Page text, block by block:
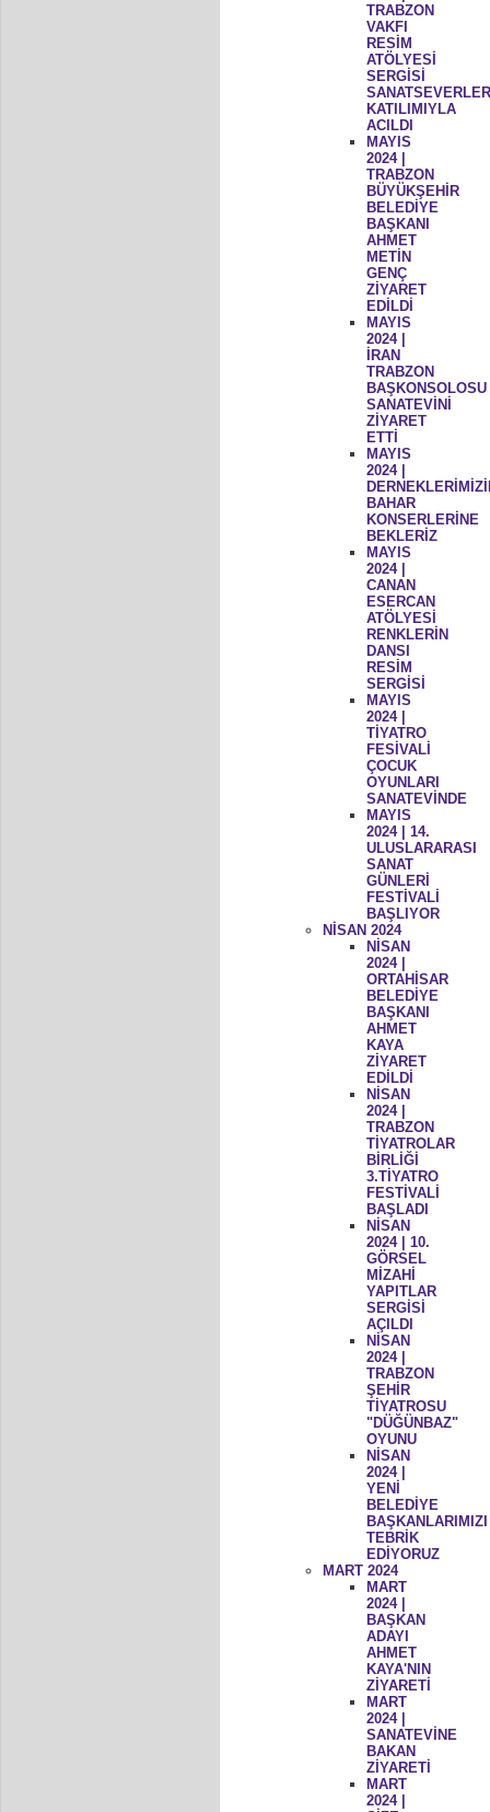
TRABZON
VAKFI
RESİM
ATÖLYESİ
SERGİSİ
KATILIMIYLA
ACILDI
MAYIS
2024 |
TRABZON
BÜYÜKŞEHİR
BELEDİYE
BAŞKANI
AHMET
METİN
GENÇ
ZİYARET
EDİLDİ
MAYIS
2024 |
İRAN
TRABZON
BAŞKONSOLOSU
SANATEVİNİ
ZİYARET
ETTİ
MAYIS
2024 |
BAHAR
KONSERLERİNE
BEKLERİZ
MAYIS
2024 |
CANAN
ESERCAN
ATÖLYESİ
RENKLERİN
DANSI
RESİM
SERGİSİ
MAYIS
2024 |
TİYATRO
FESİVALİ
ÇOCUK
OYUNLARI
SANATEVİNDE
MAYIS
2024 | 14.
ULUSLARARASI
SANAT
GÜNLERİ
FESTİVALİ
BAŞLIYOR
NİSAN 2024
NİSAN
2024 |
ORTAHİSAR
BELEDİYE
BAŞKANI
AHMET
KAYA
ZİYARET
EDİLDİ
NİSAN
2024 |
TRABZON
TİYATROLAR
BİRLİĞİ
3.TİYATRO
FESTİVALİ
BAŞLADI
NİSAN
2024 | 10.
GÖRSEL
MİZAHİ
YAPITLAR
SERGİSİ
AÇILDI
NİSAN
2024 |
TRABZON
ŞEHİR
TİYATROSU
"DÜĞÜNBAZ"
OYUNU
NİSAN
2024 |
YENİ
BELEDİYE
BAŞKANLARIMIZI
TEBRİK
EDİYORUZ
MART 2024
MART
2024 |
BAŞKAN
ADAYI
AHMET
KAYA'NIN
ZİYARETİ
MART
2024 |
SANATEVİNE
BAKAN
ZİYARETİ
MART
2024 |